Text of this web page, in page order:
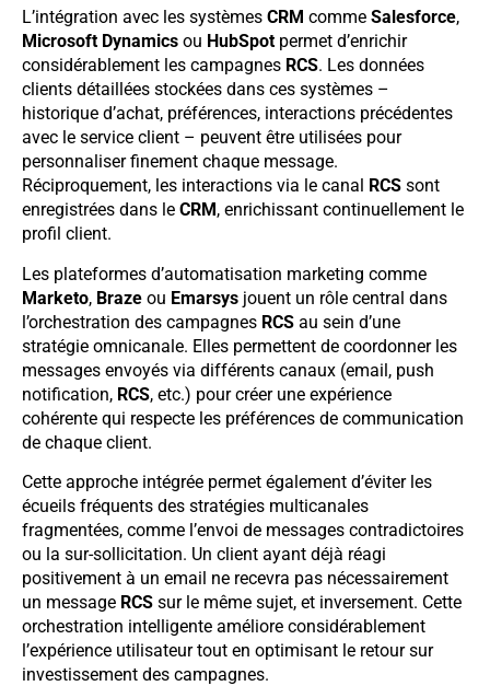
L’intégration avec les systèmes CRM comme Salesforce,
Microsoft Dynamics ou HubSpot permet d’enrichir
considérablement les campagnes RCS. Les données
clients détaillées stockées dans ces systèmes –
historique d’achat, préférences, interactions précédentes
avec le service client – peuvent être utilisées pour
personnaliser finement chaque message.
Réciproquement, les interactions via le canal
RCS sont
enregistrées dans le CRM , enrichissant continuellement le
profil client.
Les plateformes d’automatisation marketing comme
Marketo, Braze ou Emarsys jouent un rôle central dans
l’orchestration des campagnes RCS au sein d’une
stratégie omnicanale. Elles permettent de coordonner les
messages envoyés via différents canaux (email, push
notification, RCS, etc.) pour créer une expérience
cohérente qui respecte les préférences de communication
de chaque client.
Cette approche intégrée permet également d’éviter les
écueils fréquents des stratégies multicanales
fragmentées, comme l’envoi de messages contradictoires
ou la sur-sollicitation. Un client ayant déjà réagi
positivement à un email ne recevra pas nécessairement
un message RCS sur le même sujet, et inversement. Cette
orchestration intelligente améliore considérablement
l’expérience utilisateur tout en optimisant le retour sur
investissement des campagnes.